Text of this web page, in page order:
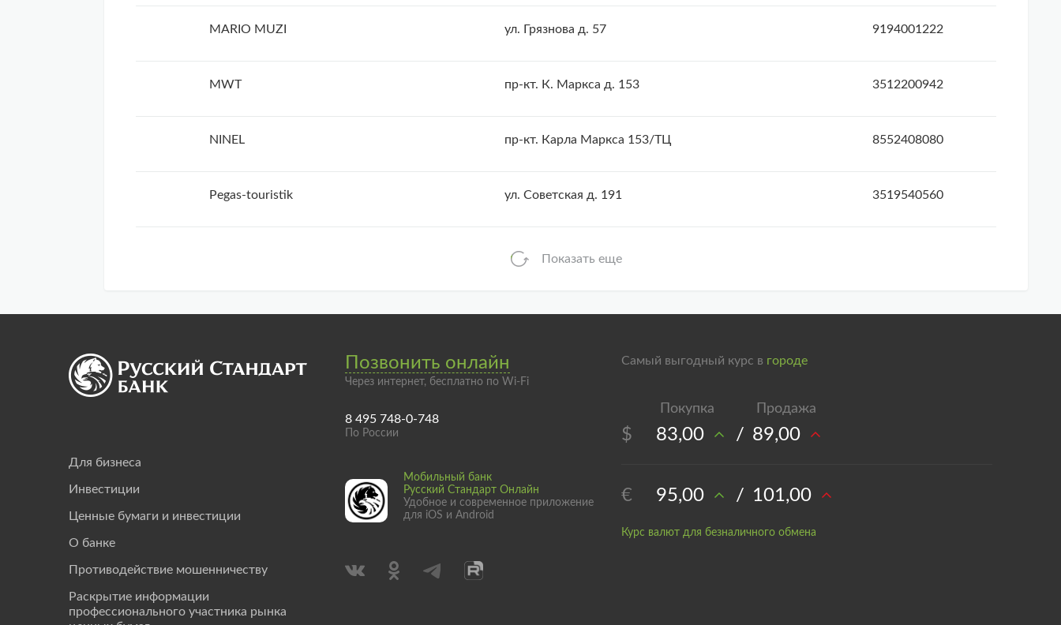
MARIO MUZI ул. Грязнова д. 57 9194001222
MWT пр-кт. К. Маркса д. 153 3512200942
NINEL пр-кт. Карла Маркса 153/ТЦ 8552408080
Pegas-touristik ул. Советская д. 191 3519540560
Показать еще
Позвонить онлайн
Через интернет, бесплатно по Wi-Fi
8 495 748-0-748
По России
Для бизнеса
Инвестиции
Ценные бумаги и инвестиции
О банке
Противодействие мошенничеству
Раскрытие информации
профессионального участника рынка
Мобильный банк
Русский Стандарт Онлайн
Удобное и современное приложение
для iOS и Android
Самый выгодный курс в городе
$ 83,00 / 89,00
€ 95,00 / 101,00
Курс валют для безналичного обмена